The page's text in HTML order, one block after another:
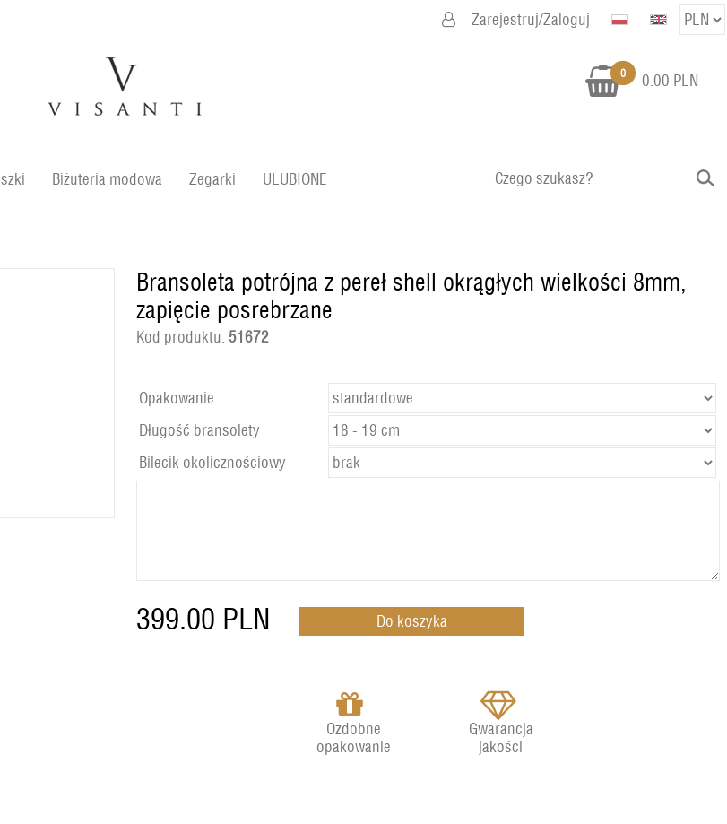
Zarejestruj/Zaloguj
0.00 PLN
0
Biżuteria modowa Zegarki ULUBIONE
Bransoleta potrójna z pereł shell okrągłych wielkości 8mm,
zapięcie posrebrzane
Kod produktu: 51672
Opakowanie
Długość bransolety
Bilecik okolicznościowy
399.00 PLN
Ozdobne
opakowanie
Gwarancja
jakości